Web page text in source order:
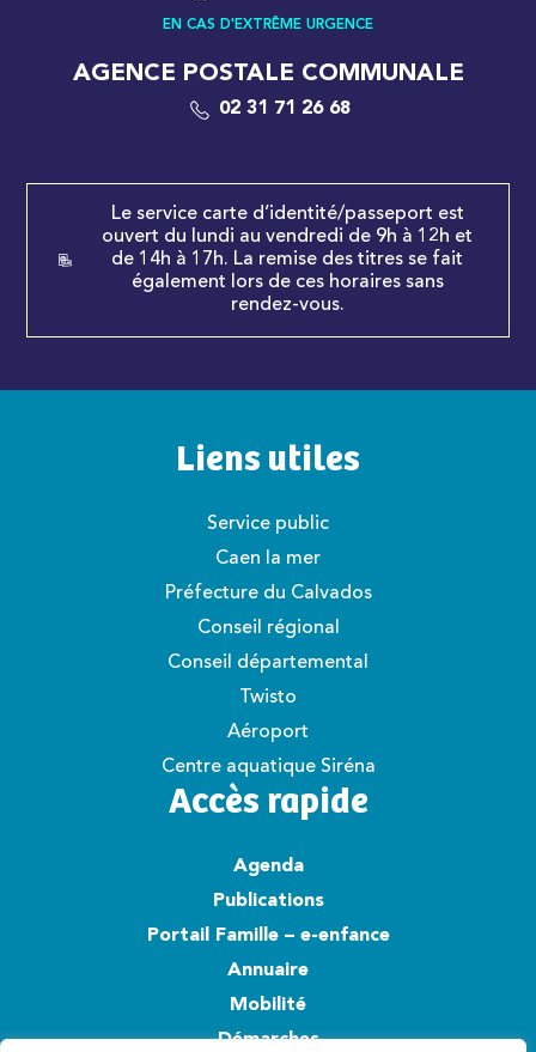
EN CAS D'EXTRÊME URGENCE
AGENCE POSTALE COMMUNALE
02 31 71 26 68
Le service carte d’identité/passeport est
ouvert du lundi au vendredi de 9h à 12h et
de 14h à 17h. La remise des titres se fait
également lors de ces horaires sans
rendez-vous.
Liens utiles
Service public
Caen la mer
Préfecture du Calvados
Conseil régional
Conseil départemental
Twisto
Aéroport
Centre aquatique Siréna
Accès rapide
Agenda
Publications
Portail Famille – e-enfance
Annuaire
Mobilité
Démarches